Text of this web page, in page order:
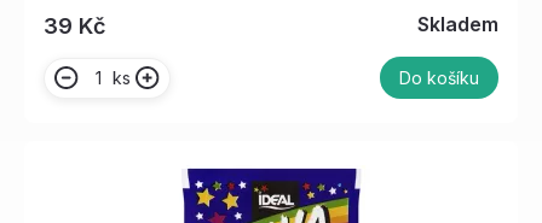
39 Kč
Skladem
ks Do košíku